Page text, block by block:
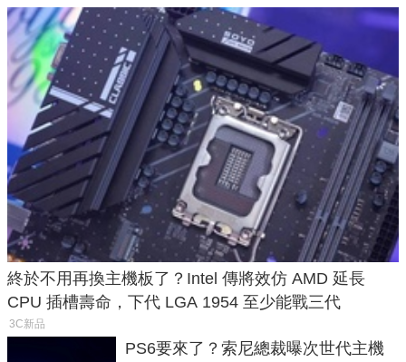
終於不用再換主機板了？Intel 傳將效仿 AMD 延長
CPU 插槽壽命，下代 LGA 1954 至少能戰三代
3C新品
PS6要來了？索尼總裁曝次世代主機